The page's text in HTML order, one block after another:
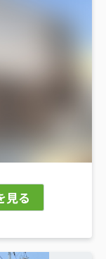
見る